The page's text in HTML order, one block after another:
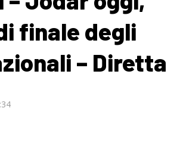
finale degli
– Diretta